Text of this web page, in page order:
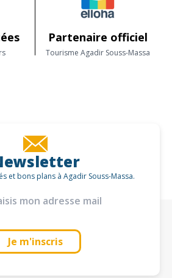
Partenaire officiel
Tourisme Agadir Souss-Massa
et bons plans à Agadir Souss-Massa.
Je m'inscris